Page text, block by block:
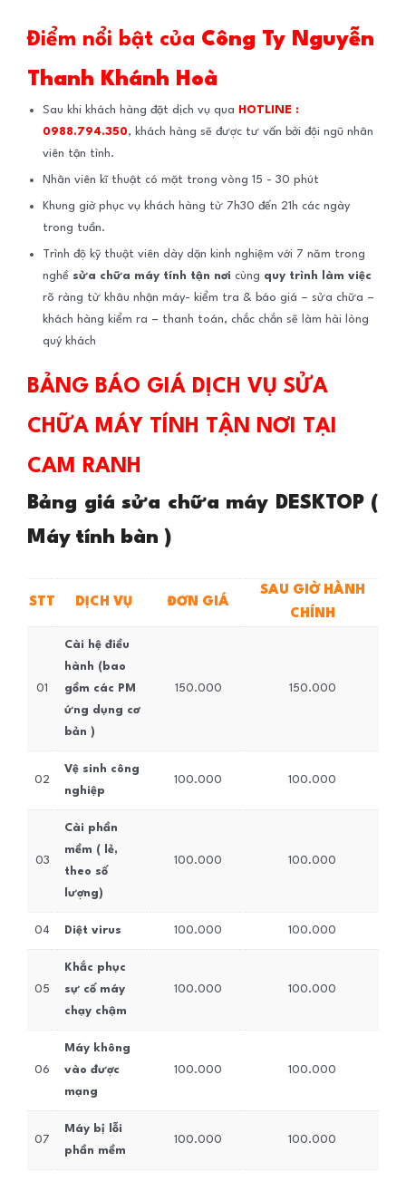
Điểm nổi bật của Công Ty Nguyễn
Thanh Khánh Hoà
Sau khi khách hàng đặt dịch vụ qua
HOTLINE :
0988.794.350, khách hàng sẽ được tư vấn bởi đội ngũ nhân
viên tận tình.
Nhân viên kĩ thuật có mặt trong vòng 15 - 30 phút
Khung giờ phục vụ khách hàng từ 7h30 đến 21h các ngày
trong tuần.
Trình độ kỹ thuật viên dày dặn kinh nghiệm với 7 năm trong
nghề sửa chữa máy tính tận nơi cùng quy trình làm việc
rõ ràng từ khâu nhận máy- kiểm tra & báo giá – sửa chữa –
khách hàng kiểm ra – thanh toán, chắc chắn sẽ làm hài lòng
quý khách
BẢNG BÁO GIÁ DỊCH VỤ SỬA
CHỮA MÁY TÍNH TẬN NƠI TẠI
CAM RANH
Bảng giá sửa chữa máy DESKTOP (
Máy tính bàn )
STT DỊCH VỤ ĐƠN GIÁ
SAU GIỜ HÀNH
CHÍNH
01
Cài hệ điều
hành (bao
gồm các PM
ứng dụng cơ
bản )
150.000 150.000
02
Vệ sinh công
nghiệp
100.000 100.000
03
Cài phần
mềm ( lẻ,
theo số
lượng)
100.000 100.000
04 Diệt virus 100.000 100.000
05
Khắc phục
sự cố máy
chạy chậm
100.000 100.000
06
Máy không
vào được
mạng
100.000 100.000
07
Máy bị lỗi
phần mềm
100.000 100.000